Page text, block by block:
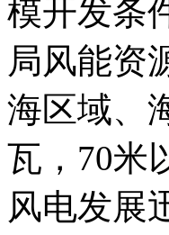
模开发条
局风能资
海区域、
瓦，70米
风电发展